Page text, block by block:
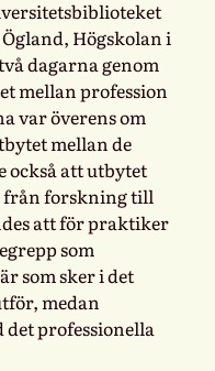
Högskolan i
dagarna genom
mellan profession
var överens om
mellan de
också att utbytet
från forskning till
att för praktiker
som
som sker i det
medan
professionella